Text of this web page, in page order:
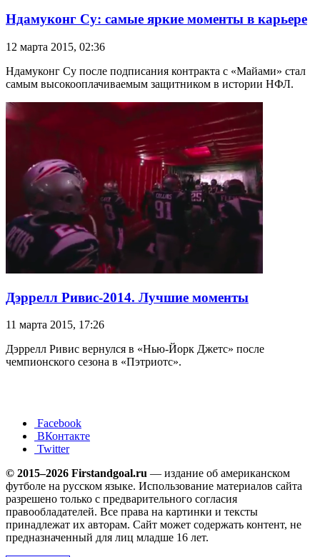
Ндамуконг Су: самые яркие моменты в карьере
12 марта 2015, 02:36
Ндамуконг Су после подписания контракта с «Майами» стал
самым высокооплачиваемым защитником в истории НФЛ.
Дэррелл Ривис-2014. Лучшие моменты
11 марта 2015, 17:26
Дэррелл Ривис вернулся в «Нью-Йорк Джетс» после
чемпионского сезона в «Пэтриотс».
Facebook
ВКонтакте
Twitter
© 2015–2026 Firstandgoal.ru — издание об американском
футболе на русском языке. Использование материалов cайта
разрешено только с предварительного согласия
правообладателей. Все права на картинки и тексты
принадлежат их авторам. Сайт может содержать контент, не
предназначенный для лиц младше 16 лет.